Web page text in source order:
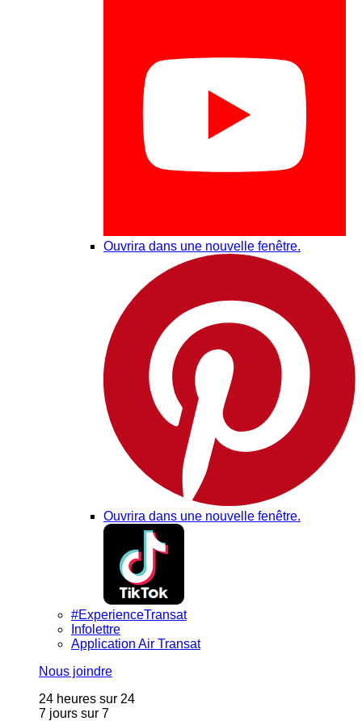
Ouvrira dans une nouvelle fenêtre.
Ouvrira dans une nouvelle fenêtre.
#ExperienceTransat
Infolettre
Application Air Transat
Nous joindre
24 heures sur 24
7 jours sur 7